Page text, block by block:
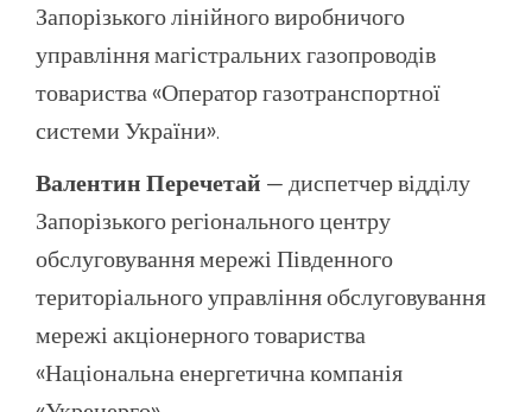
Запорізького лінійного виробничого
управління магістральних газопроводів
товариства «Оператор газотранспортної
системи України».
Валентин Перечетай — диспетчер відділу
Запорізького регіонального центру
обслуговування мережі Південного
територіального управління обслуговування
мережі акціонерного товариства
«Національна енергетична компанія